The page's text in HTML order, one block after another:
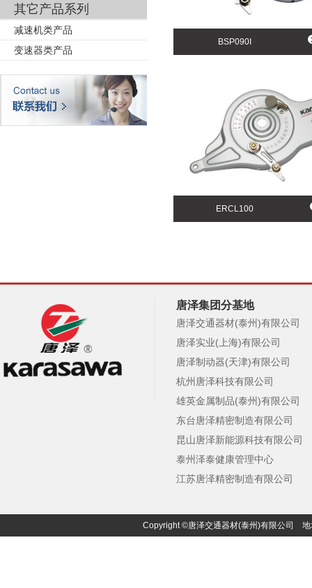
其它产品系列
减速机类产品
变速器类产品
BSP090I
ERCL100
唐泽集团分基地
唐泽交通器材(泰州)有限公司
唐泽实业(上海)有限公司
唐泽制动器(天津)有限公司
杭州唐泽科技有限公司
雄英金属制品(泰州)有限公司
东台唐泽精密制造有限公司
昆山唐泽新能源科技有限公司
泰州泽泰健康管理中心
江苏唐泽精密制造有限公司
Copyright ©唐泽交通器材(泰州)有限公司